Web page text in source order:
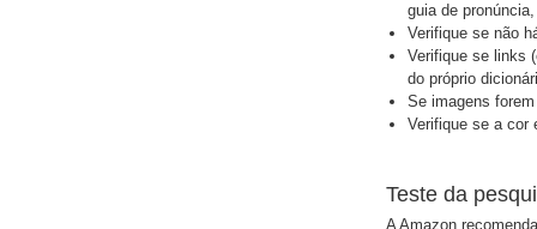
guia de
Verifique se não
Verifique se links
do próprio
Se imagens
Verifique se a cor
Teste da
A Amazon